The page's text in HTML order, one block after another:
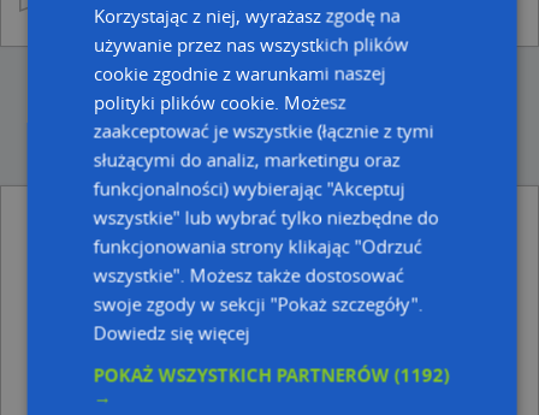
Ulice w pobliżu
Stronno, Wrzosowa, Ulica (86-022)
Stronno, Leśna, Ulica (86-022)
Stronno, Rabatowa, Ulica (86-022)
Najbliższe obszary kodów pocztowych
Korzystając z niej, wyrażasz zgodę na
używanie przez nas wszystkich plików
cookie zgodnie z warunkami naszej
polityki plików cookie. Możesz
zaakceptować je wszystkie (łącznie z tymi
służącymi do analiz, marketingu oraz
funkcjonalności) wybierając "Akceptuj
wszystkie" lub wybrać tylko niezbędne do
funkcjonowania strony klikając "Odrzuć
wszystkie". Możesz także dostosować
swoje zgody w sekcji "Pokaż szczegóły".
Dowiedz się więcej
POKAŻ WSZYSTKICH PARTNERÓW(1192)
→